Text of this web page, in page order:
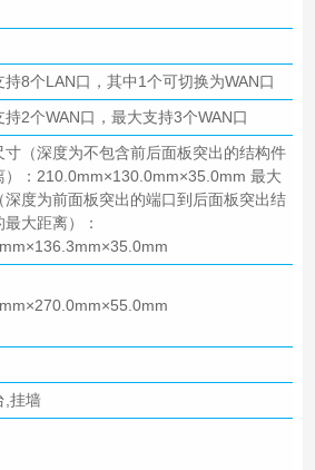
持8个LAN口，其中1个可切换为WAN口
持2个WAN口，最大支持3个WAN口
寸（深度为不包含前后面板突出的结构件
）：210.0mm×130.0mm×35.0mm 最大
深度为前面板突出的端口到后面板突出结
大距离）：
,挂墙